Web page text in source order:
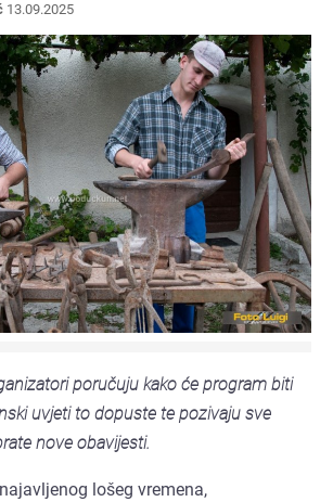
13.09.2025
poručuju kako će program biti
uvjeti to dopuste te pozivaju sve
nove obavijesti.
lošeg vremena,